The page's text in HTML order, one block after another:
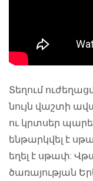
Տեղում
նույն վաշտի
ու կրտսեր
ենթարկվել է
եղել է սթափ:
ծառայության